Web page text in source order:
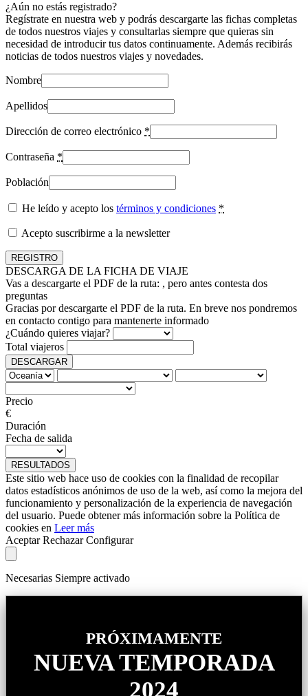
¿Aún no estás registrado?
Regístrate en nuestra web y podrás descargarte las fichas completas
de todos nuestros viajes y consultarlas siempre que quieras sin
necesidad de introducir tus datos continuamente. Además recibirás
noticias de todos nuestros viajes y novedades.
Nombre
Apellidos
Dirección de correo electrónico *
Contraseña *
Población
He leído y acepto los términos y condiciones *
Acepto suscribirme a la newsletter
DESCARGA DE LA FICHA DE VIAJE
Vas a descargarte el PDF de la ruta: , pero antes contesta dos
preguntas
Gracias por descargarte el PDF de la ruta. En breve nos pondremos
en contacto contigo para mantenerte informado
¿Cuándo quieres viajar?
Total viajeros
DESCARGAR
Precio
€
Duración
Fecha de salida
RESULTADOS
Este sitio web hace uso de cookies con la finalidad de recopilar
datos estadísticos anónimos de uso de la web, así como la mejora del
funcionamiento y personalización de la experiencia de navegación
del usuario. Puede obtener más información sobre la Política de
cookies en Leer más
Aceptar Rechazar Configurar
Necesarias Siempre activado
PRÓXIMAMENTE
NUEVA TEMPORADA
2024